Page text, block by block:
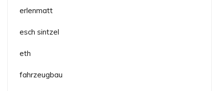
erlenmatt
esch sintzel
eth
fahrzeugbau